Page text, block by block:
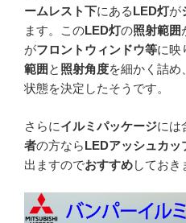
ームレスト下にあるLED灯が
ます。このLED灯の照射範囲
がフロントウィンドウ等に映
範囲 と 照射角度を細かく詰め
状態を決定したそうです。
さらにイルミパッケージには
者の方ならLEDアッシュカッ
出ますのでおすすめしておき